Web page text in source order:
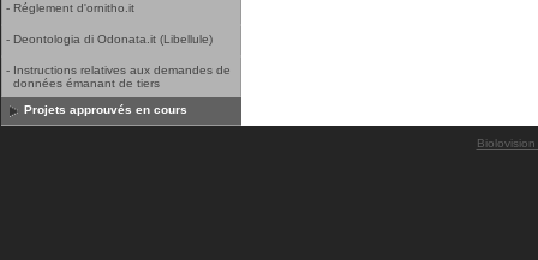
- Réglement d'ornitho.it
- Deontologia di Odonata.it (Libellule)
- Instructions relatives aux demandes de
données émanant de tiers
Projets approuvés en cours
Biolovision